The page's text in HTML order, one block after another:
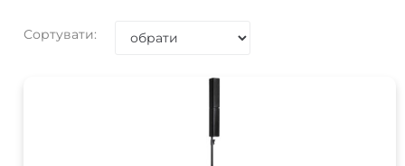
Сортувати: